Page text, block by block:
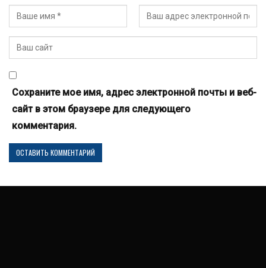
Сохраните мое имя, адрес электронной почты и веб-
сайт в этом браузере для следующего
комментария.